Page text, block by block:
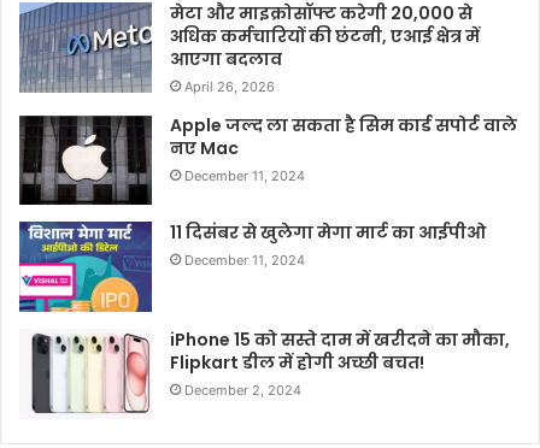
मेटा और माइक्रोसॉफ्ट करेगी 20,000 से
अधिक कर्मचारियों की छंटनी, एआई क्षेत्र में
आएगा बदलाव
April 26, 2026
Apple जल्द ला सकता है सिम कार्ड सपोर्ट वाले
नए Mac
December 11, 2024
11 दिसंबर से खुलेगा मेगा मार्ट का आईपीओ
December 11, 2024
iPhone 15 को सस्ते दाम में खरीदने का मौका,
Flipkart डील में होगी अच्छी बचत!
December 2, 2024